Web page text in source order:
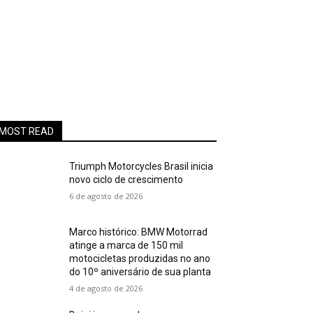
MOST READ
Triumph Motorcycles Brasil inicia
novo ciclo de crescimento
6 de agosto de 2026
Marco histórico: BMW Motorrad
atinge a marca de 150 mil
motocicletas produzidas no ano
do 10º aniversário de sua planta
4 de agosto de 2026